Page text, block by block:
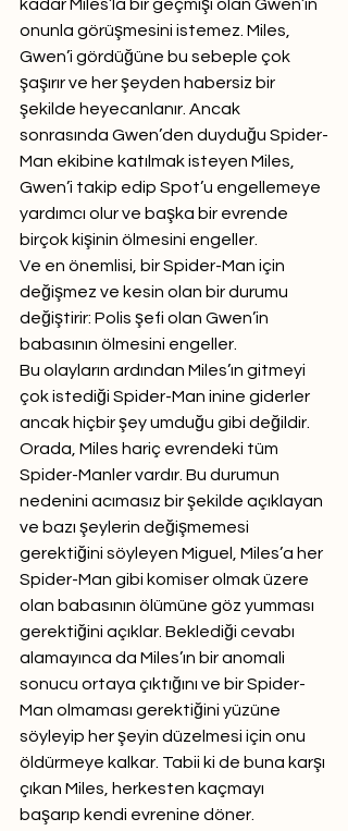
kadar Miles’la bir geçmişi olan Gwen’in
onunla görüşmesini istemez. Miles,
Gwen’i gördüğüne bu sebeple çok
şaşırır ve her şeyden habersiz bir
şekilde heyecanlanır. Ancak
sonrasında Gwen’den duyduğu Spider-
Man ekibine katılmak isteyen Miles,
Gwen’i takip edip Spot’u engellemeye
yardımcı olur ve başka bir evrende
birçok kişinin ölmesini engeller.
Ve en önemlisi, bir Spider-Man için
değişmez ve kesin olan bir durumu
değiştirir: Polis şefi olan Gwen’in
babasının ölmesini engeller.
Bu olayların ardından Miles’ın gitmeyi
çok istediği Spider-Man inine giderler
ancak hiçbir şey umduğu gibi değildir.
Orada, Miles hariç evrendeki tüm
Spider-Manler vardır. Bu durumun
nedenini acımasız bir şekilde açıklayan
ve bazı şeylerin değişmemesi
gerektiğini söyleyen Miguel, Miles’a her
Spider-Man gibi komiser olmak üzere
olan babasının ölümüne göz yumması
gerektiğini açıklar. Beklediği cevabı
alamayınca da Miles’ın bir anomali
sonucu ortaya çıktığını ve bir Spider-
Man olmaması gerektiğini yüzüne
söyleyip her şeyin düzelmesi için onu
öldürmeye kalkar. Tabii ki de buna karşı
çıkan Miles, herkesten kaçmayı
başarıp kendi evrenine döner.